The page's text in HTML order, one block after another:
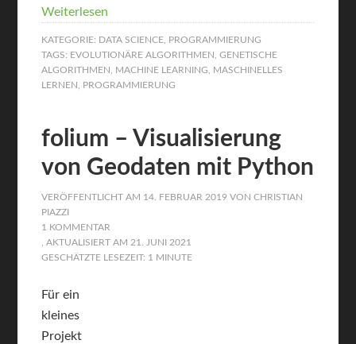
Weiterlesen
KATEGORIE: DATA SCIENCE
PROGRAMMIERUNG
TAGS: EVOLUTIONÄRE ALGORITHMEN ,GENETISCHE
ALGORITHMEN
MACHINE LEARNING
MASCHINELLES
LERNEN
PROGRAMMIERUNG
folium – Visualisierung
von Geodaten mit Python
VERÖFFENTLICHT AM 14. FEBRUAR 2019 VONCHRISTIAN
PIAZZI
1 KOMMENTAR
, AKTUALISIERT AM 21. JUNI 2021
GESCHÄTZTE LESEZEIT: 1 MINUTE
Für ein
kleines
Projekt